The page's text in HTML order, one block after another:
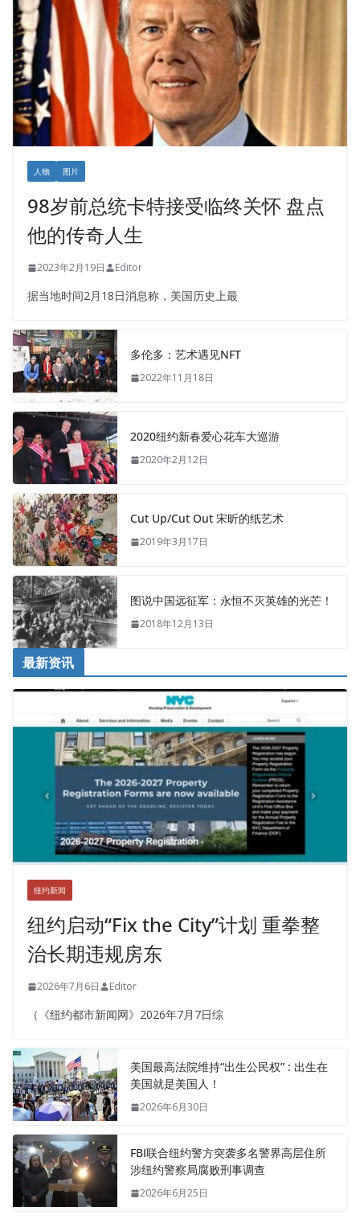
人物 图片
98岁前总统卡特接受临终关怀 盘点
他的传奇人生
2023年2月19日 Editor
据当地时间2月18日消息称，美国历史上最
多伦多：艺术遇见NFT
2022年11月18日
2020纽约新春爱心花车大巡游
2020年2月12日
Cut Up/Cut Out 宋昕的纸艺术
2019年3月17日
图说中国远征军：永恒不灭英雄的光芒！
2018年12月13日
最新资讯
纽约新闻
纽约启动“Fix the City”计划 重拳整
治长期违规房东
2026年7月6日 Editor
（《纽约都市新闻网》2026年7月7日综
美国最高法院维持“出生公民权” : 出生在
美国就是美国人！
2026年6月30日
FBI联合纽约警方突袭多名警界高层住所
涉纽约警察局腐败刑事调查
2026年6月25日